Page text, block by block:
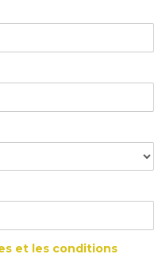
et les conditions